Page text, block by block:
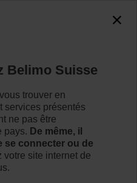
Belimo Suisse
trouver en
services présentés
ne pas être
pays. De même, il
se connecter ou de
votre site internet de